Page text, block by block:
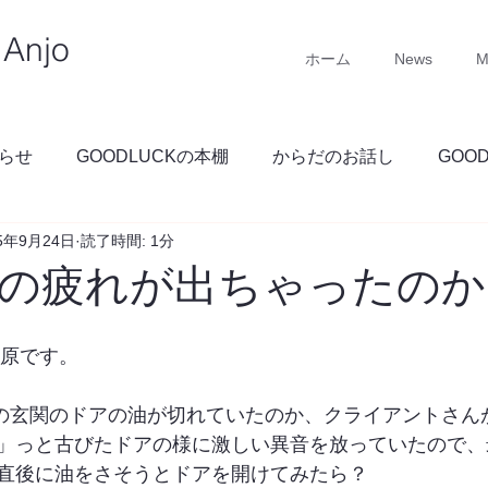
ホーム News
せ GOODLUCKの本棚 からだのお話し
GOODLUCKブログ
疲れが出ちゃったの
9月24日 読了時間: 1分
です。
玄関のドアの油が切れていたのか、クライアントさん
っと古びたドアの様に激しい異音を放っていたので
後に油をさそうとドアを開けてみたら？